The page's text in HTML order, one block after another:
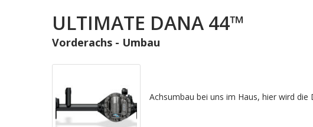
ULTIMATE DANA 44™
Vorderachs - Umbau
Achsumbau bei uns im Haus, hier wird die